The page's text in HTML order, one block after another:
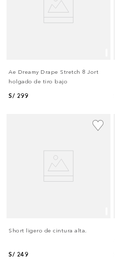
Ae Dreamy Drape Stretch 8 Jort
holgado de tiro bajo
S/ 299
Short ligero de cintura alta.
S/ 249